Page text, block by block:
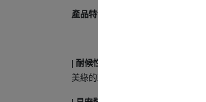
產品特色
| 耐候性佳 |
美綠的輕質文化石板是採用特殊聚